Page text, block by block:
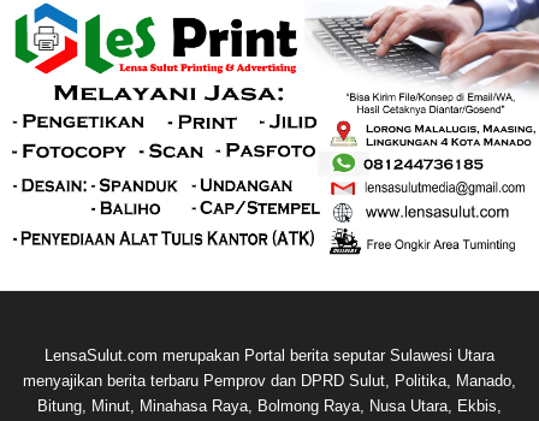
LensaSulut.com merupakan Portal berita seputar Sulawesi Utara
menyajikan berita terbaru Pemprov dan DPRD Sulut, Politika, Manado,
Bitung, Minut, Minahasa Raya, Bolmong Raya, Nusa Utara, Ekbis,